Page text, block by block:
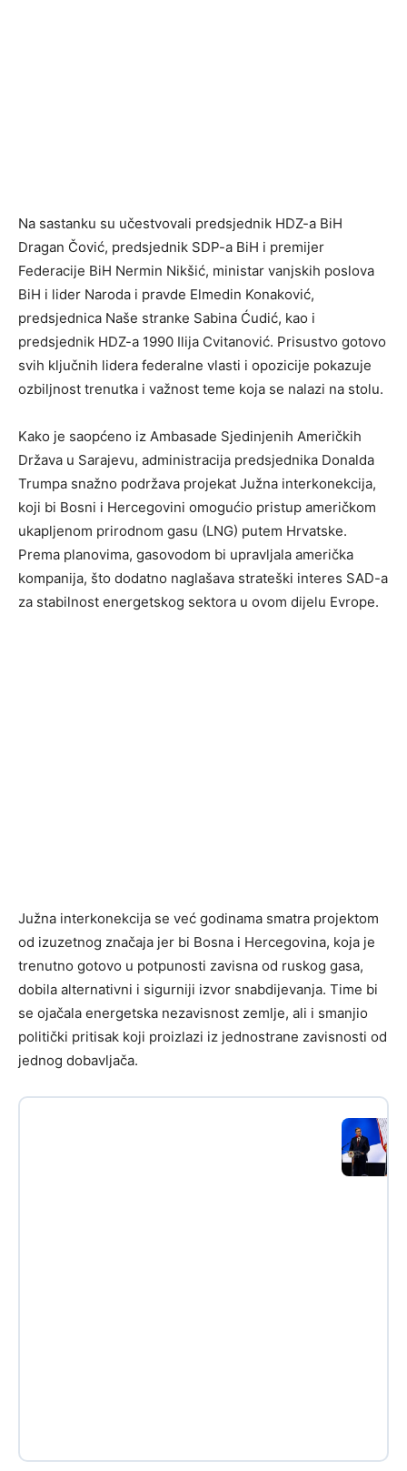
Na sastanku su učestvovali predsjednik HDZ-a BiH
Dragan Čović, predsjednik SDP-a BiH i premijer
Federacije BiH Nermin Nikšić, ministar vanjskih poslova
BiH i lider Naroda i pravde Elmedin Konaković,
predsjednica Naše stranke Sabina Ćudić, kao i
predsjednik HDZ-a 1990 Ilija Cvitanović. Prisustvo gotovo
svih ključnih lidera federalne vlasti i opozicije pokazuje
ozbiljnost trenutka i važnost teme koja se nalazi na stolu.
Kako je saopćeno iz Ambasade Sjedinjenih Američkih
Država u Sarajevu, administracija predsjednika Donalda
Trumpa snažno podržava projekat Južna interkonekcija,
koji bi Bosni i Hercegovini omogućio pristup američkom
ukapljenom prirodnom gasu (LNG) putem Hrvatske.
Prema planovima, gasovodom bi upravljala američka
kompanija, što dodatno naglašava strateški interes SAD-a
za stabilnost energetskog sektora u ovom dijelu Evrope.
Južna interkonekcija se već godinama smatra projektom
od izuzetnog značaja jer bi Bosna i Hercegovina, koja je
trenutno gotovo u potpunosti zavisna od ruskog gasa,
dobila alternativni i sigurniji izvor snabdijevanja. Time bi
se ojačala energetska nezavisnost zemlje, ali i smanjio
politički pritisak koji proizlazi iz jednostrane zavisnosti od
jednog dobavljača.